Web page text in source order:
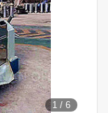
1 /6